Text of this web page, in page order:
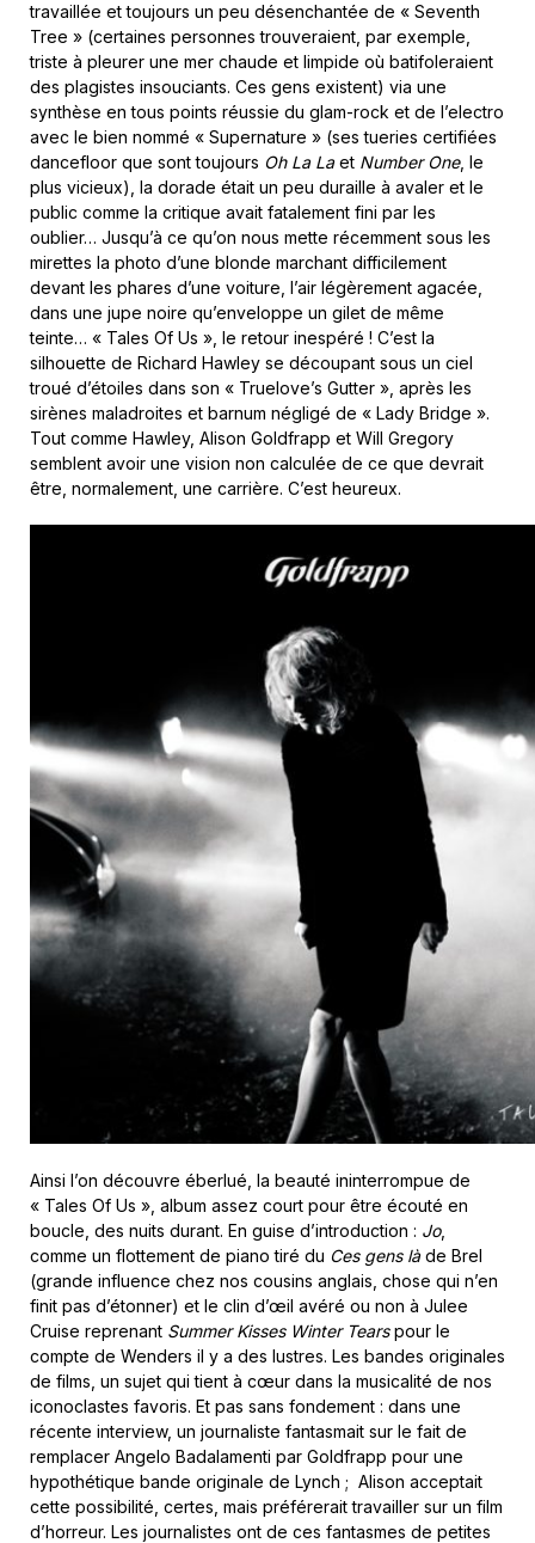
travaillée et toujours un peu désenchantée de « Seventh
Tree » (certaines personnes trouveraient, par exemple,
triste à pleurer une mer chaude et limpide où batifoleraient
des plagistes insouciants. Ces gens existent) via une
synthèse en tous points réussie du glam-rock et de l’electro
avec le bien nommé « Supernature » (ses tueries certifiées
dancefloor que sont toujours Oh La Laet Number One, le
plus vicieux), la dorade était un peu duraille à avaler et le
public comme la critique avait fatalement fini par les
oublier… Jusqu’à ce qu’on nous mette récemment sous les
mirettes la photo d’une blonde marchant difficilement
devant les phares d’une voiture, l’air légèrement agacée,
dans une jupe noire qu’enveloppe un gilet de même
teinte… « Tales Of Us », le retour inespéré ! C’est la
silhouette de Richard Hawley se découpant sous un ciel
troué d’étoiles dans son « Truelove’s Gutter », après les
sirènes maladroites et barnum négligé de « Lady Bridge ».
Tout comme Hawley, Alison Goldfrapp et Will Gregory
semblent avoir une vision non calculée de ce que devrait
être, normalement, une carrière. C’est heureux.
Ainsi l’on découvre éberlué, la beauté ininterrompue de
« Tales Of Us », album assez court pour être écouté en
boucle, des nuits durant. En guise d’introduction : Jo,
comme un flottement de piano tiré du Ces gens làde Brel
(grande influence chez nos cousins anglais, chose qui n’en
finit pas d’étonner) et le clin d’œil avéré ou non à Julee
Cruise reprenant Summer Kisses Winter Tearspour le
compte de Wenders il y a des lustres. Les bandes originales
de films, un sujet qui tient à cœur dans la musicalité de nos
iconoclastes favoris. Et pas sans fondement : dans une
récente interview, un journaliste fantasmait sur le fait de
remplacer Angelo Badalamenti par Goldfrapp pour une
hypothétique bande originale de Lynch ; Alison acceptait
cette possibilité, certes, mais préférerait travailler sur un film
d’horreur. Les journalistes ont de ces fantasmes de petites